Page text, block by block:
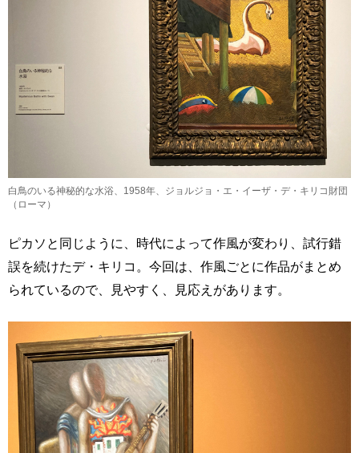
白鳥のいる神秘的な水浴、1958年、ジョルジョ・エ・イーザ・デ・キリコ財団
（ローマ）
ピカソと同じように、時代によって作風が変わり、試行錯
誤を続けたデ・キリコ。今回は、作風ごとに作品がまとめ
られているので、見やすく、見応えがあります。